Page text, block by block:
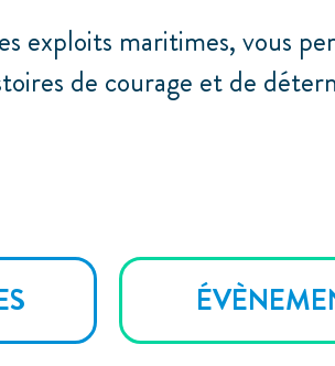
exploits maritimes, vous
de courage et de